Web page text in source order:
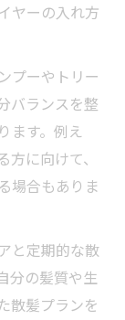
ヤーの入れ方
プーやトリー
バランスを整
ます。例え
に向けて、
場合もありま
と定期的な散
分の髪質や生
散髪プランを